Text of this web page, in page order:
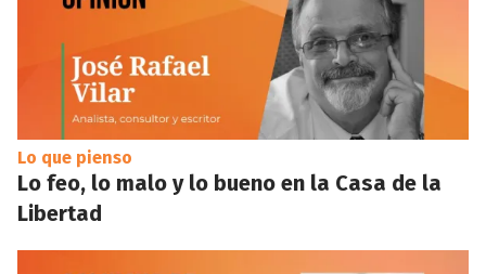
Lo que pienso
Lo feo, lo malo y lo bueno en la Casa de la
Libertad